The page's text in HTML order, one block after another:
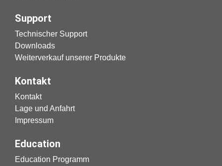
Support
Technischer Support
Downloads
Weiterverkauf unserer Produkte
Kontakt
Kontakt
Lage und Anfahrt
Impressum
Education
Education Programm